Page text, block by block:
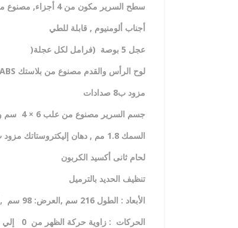
سطح السرير مكون من 4 أجزاء, مصنوع من شرائح البلاستيك المضغوطة
أجناب ألومنيوم , قابلة للطي
عجل 5 بوصة (فرامل لكل عجلة
(
لوح الرأس والقدم مصنوع من بلاستك
مزود ب8 صدادات
جسم السرير مصنوع من علب 6 × 4 سم و 7×4 سم
السمك 1.8 مم , دهان إليكتروستاتك مزود ب 4 صدادات 2 من كل جهة
لحام ثانى أكسيد الكربون
تنظيف الحديد بالترميل
الأبعاد : الطول 216 سم ,العرض: 98 سم
,
الحركات : زاوية حركة الظهر من 0 إلي 70,